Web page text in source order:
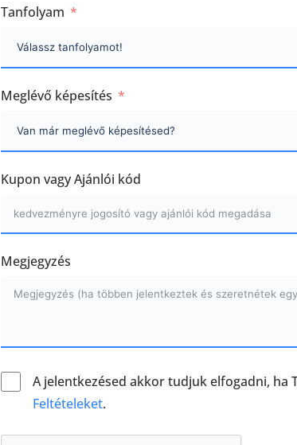
Tanfolyam
Meglévő képesítés
Kupon vagy Ajánlói kód
Megjegyzés
A jelentkezésed akkor tudjuk elfogadni, ha
Feltételeket.